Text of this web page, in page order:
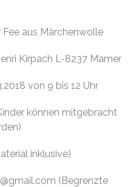
Fee aus Märchenwolle
Kirpach L-8237 Mamer
von 9 bis 12 Uhr
können mitgebracht
inklusive)
(Begrenzte